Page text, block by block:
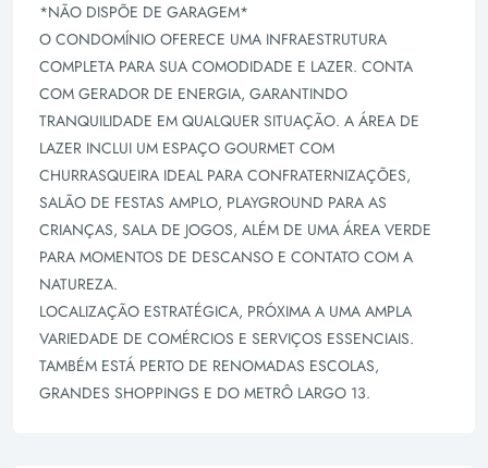
*NÃO DISPÕE DE GARAGEM*
O CONDOMÍNIO OFERECE UMA INFRAESTRUTURA
COMPLETA PARA SUA COMODIDADE E LAZER. CONTA
COM GERADOR DE ENERGIA, GARANTINDO
TRANQUILIDADE EM QUALQUER SITUAÇÃO. A ÁREA DE
LAZER INCLUI UM ESPAÇO GOURMET COM
CHURRASQUEIRA IDEAL PARA CONFRATERNIZAÇÕES,
SALÃO DE FESTAS AMPLO, PLAYGROUND PARA AS
CRIANÇAS, SALA DE JOGOS, ALÉM DE UMA ÁREA VERDE
PARA MOMENTOS DE DESCANSO E CONTATO COM A
NATUREZA.
LOCALIZAÇÃO ESTRATÉGICA, PRÓXIMA A UMA AMPLA
VARIEDADE DE COMÉRCIOS E SERVIÇOS ESSENCIAIS.
TAMBÉM ESTÁ PERTO DE RENOMADAS ESCOLAS,
GRANDES SHOPPINGS E DO METRÔ LARGO 13.